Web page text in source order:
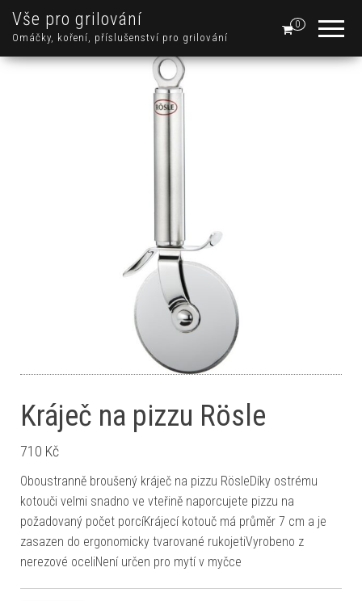
Vše pro grilování
Omáčky, koření, příslušenství pro grilování
0
Kráječ na pizzu Rösle
710 Kč
Oboustranně broušený kráječ na pizzu RösleDíky ostrému
kotouči velmi snadno ve vteřině naporcujete pizzu na
požadovaný počet porcíKrájecí kotouč má průměr 7 cm a je
zasazen do ergonomicky tvarované rukojetiVyrobeno z
nerezové oceliNení určen pro mytí v myčce